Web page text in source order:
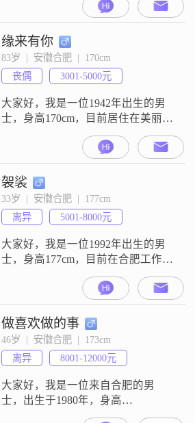
元之间，虽然学历没有填写，但我
一直保持着学习和进步的态度
##3002##性格方面，我自认为是一
个稳重可靠的人##3002##在生活
中，我总是能够承担起自己的责
任，对待家人和朋友都非常真诚
##3002##责
缘来有你
83岁  |  安徽合肥  |  170cm
丧偶
3001-5000元
大家好，我是一位1942年出生的男
士，身高170cm，目前居住在美丽的
合肥##3002##我的月收入在3001到
5000元之间，虽然不算特别高，但
也能保证基本的生活需求##3002##
我拥有大学本科学历，在年轻时打
拼过，现在更注重生活的质量和健
康##3002##我性格稳重可靠，责任
感强，做事总是深思熟虑##3002##
袈裟
33岁  |  安徽合肥  |  177cm
离异
5001-8000元
大家好，我是一位1992年出生的男
士，身高177cm，目前在合肥工作
##3002##我的月收入在5001到8000
元之间，虽然学历是高中及以下，
但我一直保持着积极向上的态度，
努力工作，不断提升自己##3002##
我觉得自己是一个稳重可靠的人，
做事踏实，不喜欢浮夸##3002##在
生活中，我比较幽默风趣，喜欢用
轻松的方式
做喜欢做的事
46岁  |  安徽合肥  |  173cm
离异
8001-12000元
大家好，我是一位来自合肥的男
士，出生于1980年，身高
173cm##3002##目前我的月收入在